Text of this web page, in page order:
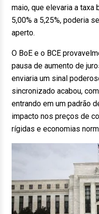
maio, que elevaria a taxa
5,00% a 5,25%, poderia
aperto.
O BoE e o BCE
pausa de aumento de
enviaria um sinal
sincronizado acabou,
entrando em um padrão
impacto nos preços de
rígidas e economias